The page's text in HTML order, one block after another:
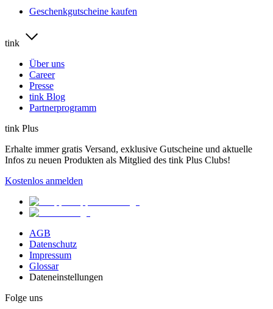
Geschenkgutscheine kaufen
tink
Über uns
Career
Presse
tink Blog
Partnerprogramm
tink Plus
Erhalte immer gratis Versand, exklusive Gutscheine und aktuelle
Infos zu neuen Produkten als Mitglied des tink Plus Clubs!
Kostenlos anmelden
AGB
Datenschutz
Impressum
Glossar
Dateneinstellungen
Folge uns